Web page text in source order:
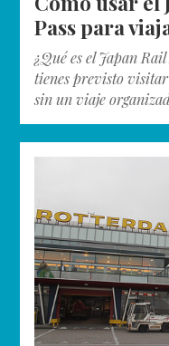
Pass para
¿Qué es el Japan
tienes previsto
sin un viaje